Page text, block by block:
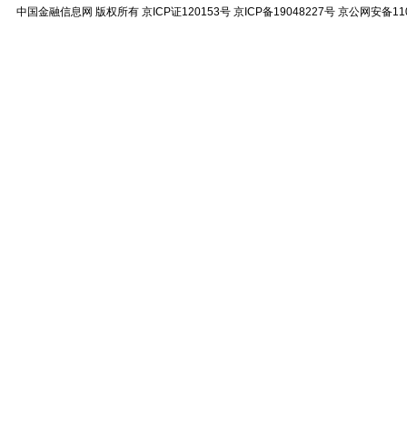
中国金融信息网 版权所有 京ICP证120153号 京ICP备19048227号 京公网安备